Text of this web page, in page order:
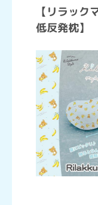
【リラッ
低反発枕】